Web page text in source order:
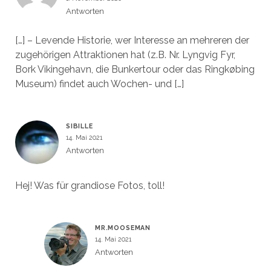
Antworten
[…] – Levende Historie, wer Interesse an mehreren der
zugehörigen Attraktionen hat (z.B. Nr. Lyngvig Fyr,
Bork Vikingehavn, die Bunkertour oder das Ringkøbing
Museum) findet auch Wochen- und […]
SIBILLE
14. Mai 2021
Antworten
Hej! Was für grandiose Fotos, toll!
MR.MOOSEMAN
14. Mai 2021
Antworten